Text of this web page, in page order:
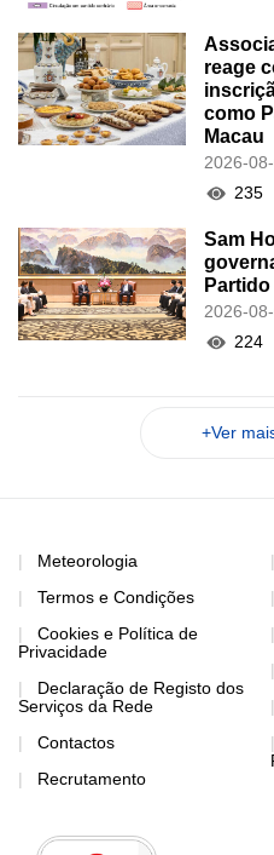
reage
como
Macau
2026-
235
Sam
2026-
224
+Ver
Meteorologia
Termos e Condições
Cookies e Política de
Privacidade
Declaração de Registo dos
Serviços da Rede
Contactos
Recrutamento